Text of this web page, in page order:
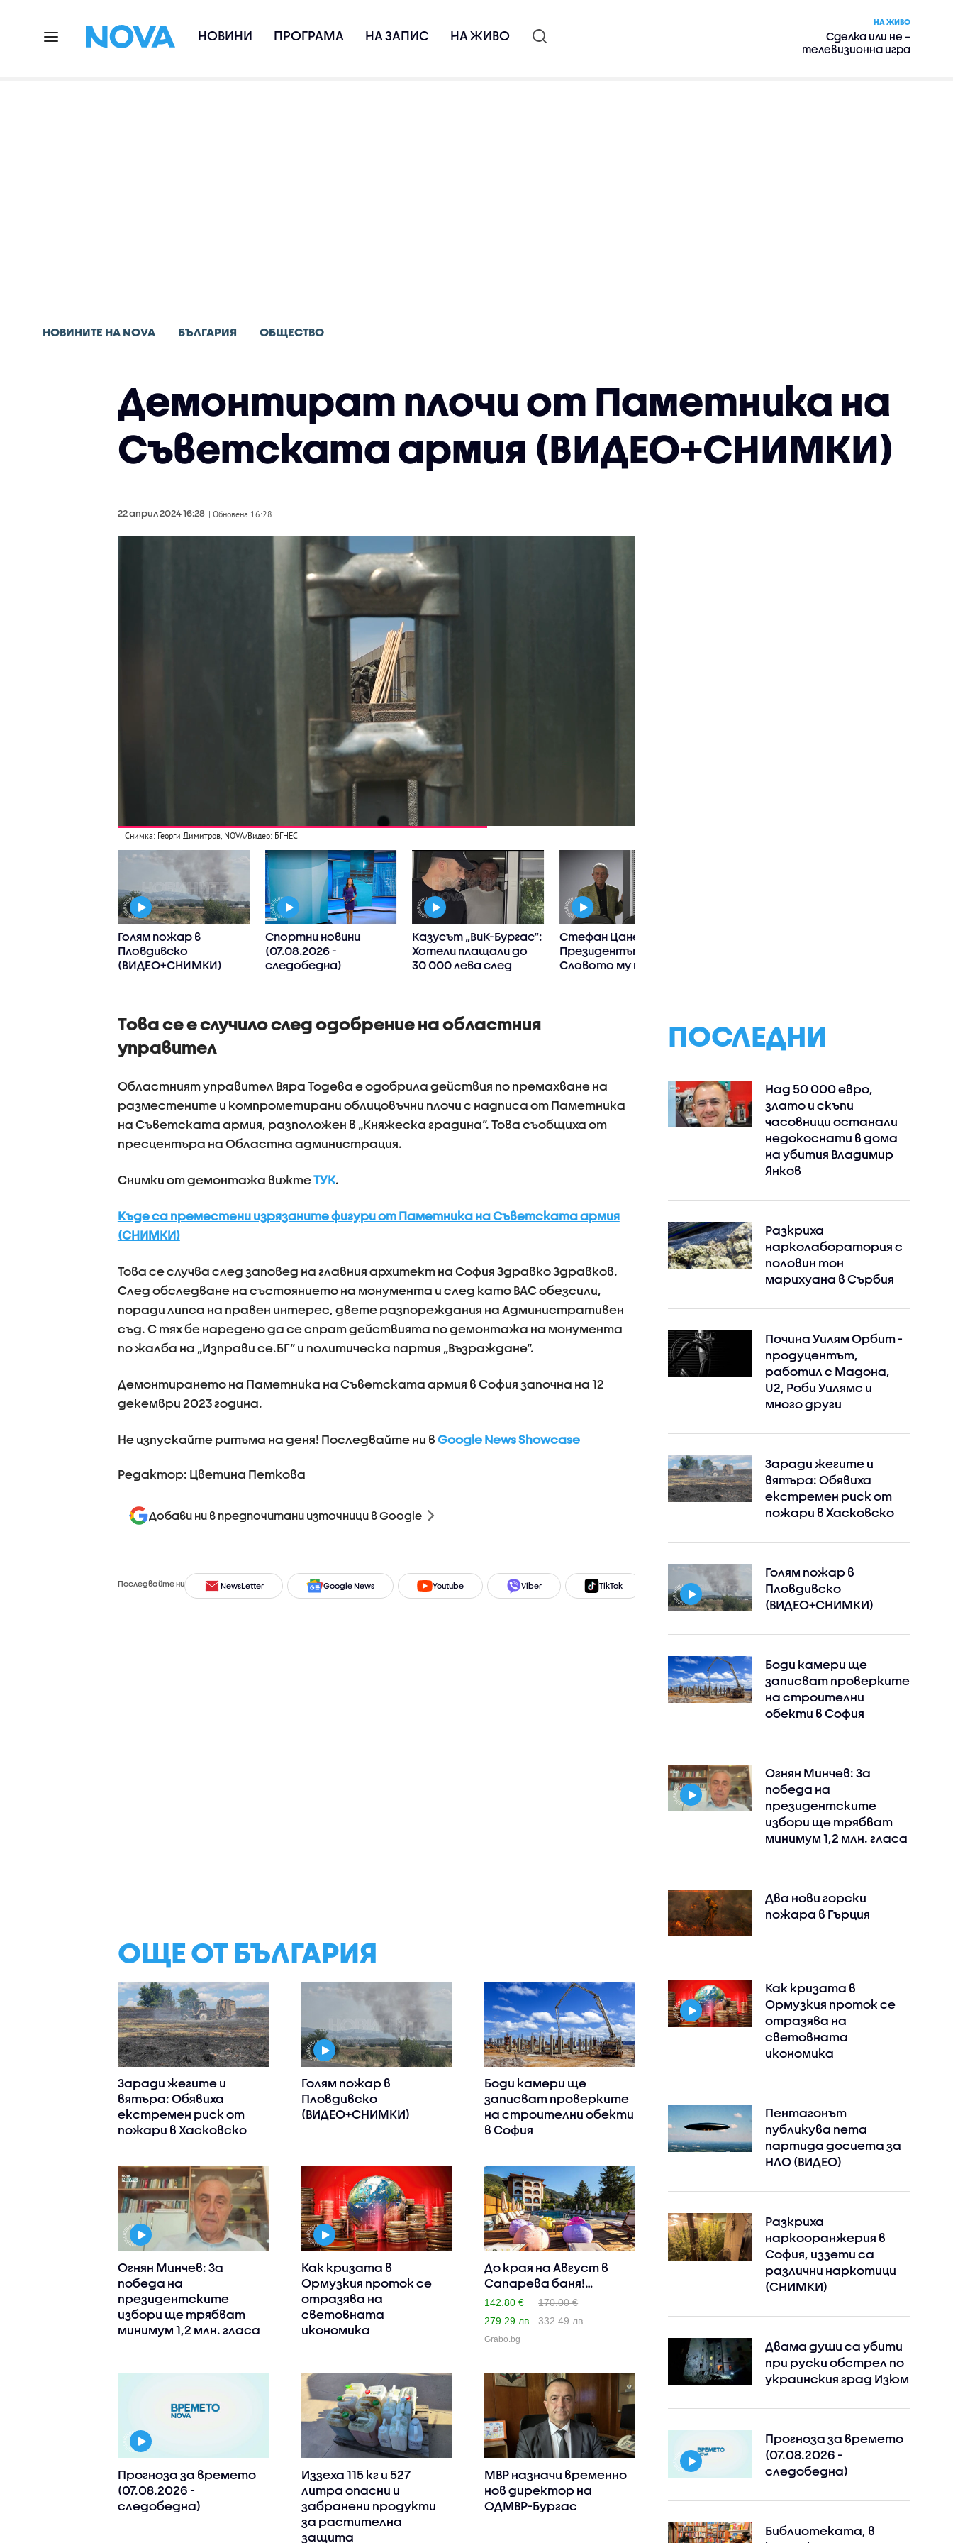
НОВИНИ ПРОГРАМА НА ЗАПИС НА ЖИВО
НА ЖИВО
Сделка или не –
телевизионна игра
НОВИНИТЕ НА NOVA БЪЛГАРИЯ ОБЩЕСТВО
Демонтират плочи от Паметника на
Съветската армия (ВИДЕО+СНИМКИ)
22 април 2024 16:28 | Обновена 16:28
Снимка: Георги Димитров, NOVA/Видео: БГНЕС
Голям пожар в
Пловдивско
(ВИДЕО+СНИМКИ)
Спортни новини
(07.08.2026 -
следобедна)
Казусът „ВиК-Бургас“:
Хотели плащали до
30 000 лева след
водомерите и
Стефан Цанев на 90 г.
Президентът:
Словото му ни
смисъла
на сезона
Това се е случило след одобрение на областния
управител
Областният управител Вяра Тодева е одобрила действия по премахване на
разместените и компрометирани облицовъчни плочи с надписа от Паметникa
на Съветската армия, разположен в „Княжеска градина“. Това съобщиха от
пресцентъра на Областна администрация.
Снимки от демонтажа вижтеТУК.
Къде са преместени изрязаните фигури от Паметника на Съветската армия
(СНИМКИ)
Това се случва след заповед на главния архитект на София Здравко Здравков.
След обследване на състоянието на монумента и след като ВАС обезсили,
поради липса на правен интерес, двете разпореждания на Административен
съд. С тях бе наредено да се спрат действията по демонтажа на монумента
по жалба на „Изправи се.БГ“ и политическа партия „Възраждане“.
Демонтирането на Паметника на Съветската армия в София започна на 12
декември 2023 година.
Не изпускайте ритъма на деня! Последвайте ни в Google News Showcase
Редактор: Цветина Петкова
Добави ни в предпочитани източници в Google
Последвайте ни NewsLetter Google News Youtube Viber TikTok Instagram Facebook
ОЩЕ ОТ БЪЛГАРИЯ
Заради жегите и
вятъра: Обявиха
екстремен риск от
пожари в Хасковско
Голям пожар в
Пловдивско
(ВИДЕО+СНИМКИ)
Боди камери ще
записват проверките
на строителни обекти
в София
Огнян Минчев: За
победа на
президентските
избори ще трябват
минимум 1,2 млн. гласа
Как кризата в
Ормузкия проток се
отразява на
световната
икономика
До края на Август в
Сапарева баня!
Нощувка с..
142.80 €
170.00 €
279.29 лв
332.49 лв
Grabo.bg
Прогноза за времето
(07.08.2026 -
следобедна)
Иззеха 115 кг и 527
литра опасни и
забранени продукти
за растителна
защита
МВР назначи временно
нов директор на
ОДМВР-Бургас
ПОСЛЕДНИ
Над 50 000 евро,
злато и скъпи
часовници останали
недокоснати в дома
на убития Владимир
Янков
Разкриха
нарколаборатория с
половин тон
марихуана в Сърбия
Почина Уилям Орбит -
продуцентът,
работил с Мадона,
U2, Роби Уилямс и
много други
Заради жегите и
вятъра: Обявиха
екстремен риск от
пожари в Хасковско
Голям пожар в
Пловдивско
(ВИДЕО+СНИМКИ)
Боди камери ще
записват проверките
на строителни
обекти в София
Огнян Минчев: За
победа на
президентските
избори ще трябват
минимум 1,2 млн. гласа
Два нови горски
пожара в Гърция
Как кризата в
Ормузкия проток се
отразява на
световната
икономика
Пентагонът
публикува пета
партида досиета за
НЛО (ВИДЕО)
Разкриха
наркооранжерия в
София, иззети са
различни наркотици
(СНИМКИ)
Двама души са убити
при руски обстрeл по
украинския град Изюм
Прогноза за времето
(07.08.2026 -
следобедна)
Библиотеката, в